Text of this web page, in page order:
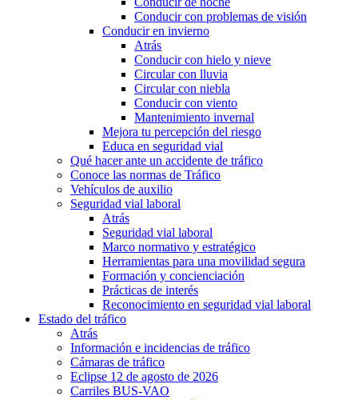
Conducir con problemas de visión
Conducir en invierno
Atrás
Conducir con hielo y nieve
Circular con lluvia
Circular con niebla
Conducir con viento
Mantenimiento invernal
Mejora tu percepción del riesgo
Educa en seguridad vial
Qué hacer ante un accidente de tráfico
Conoce las normas de Tráfico
Vehículos de auxilio
Seguridad vial laboral
Atrás
Seguridad vial laboral
Marco normativo y estratégico
Herramientas para una movilidad segura
Formación y concienciación
Prácticas de interés
Reconocimiento en seguridad vial laboral
Estado del tráfico
Atrás
Información e incidencias de tráfico
Cámaras de tráfico
Eclipse 12 de agosto de 2026
Carriles BUS-VAO